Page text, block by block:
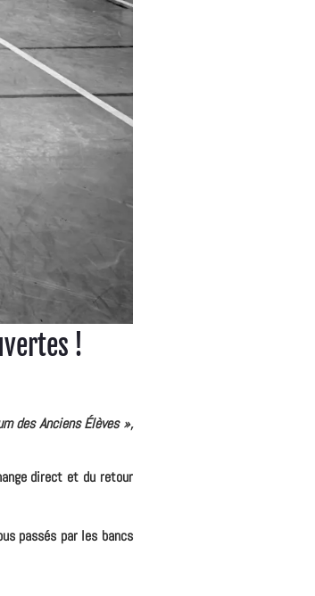
!
des Anciens Élèves »,
direct et du retour
passés par les bancs